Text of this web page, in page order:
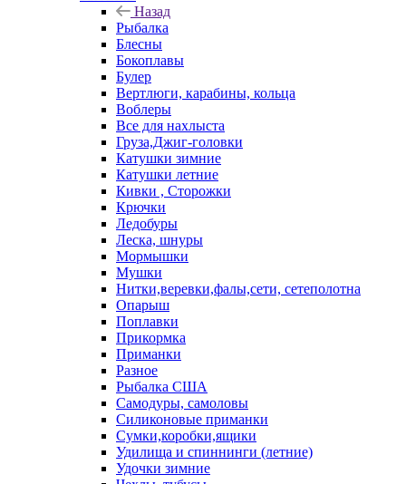
Назад
Рыбалка
Блесны
Бокоплавы
Булер
Вертлюги, карабины, кольца
Воблеры
Все для нахлыста
Груза,Джиг-головки
Катушки зимние
Катушки летние
Кивки , Сторожки
Крючки
Ледобуры
Леска, шнуры
Мормышки
Мушки
Нитки,веревки,фалы,сети, сетеполотна
Опарыш
Поплавки
Прикормка
Приманки
Разное
Рыбалка США
Самодуры, самоловы
Силиконовые приманки
Сумки,коробки,ящики
Удилища и спиннинги (летние)
Удочки зимние